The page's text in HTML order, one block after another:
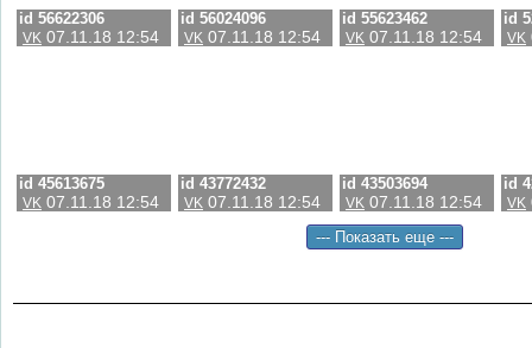
id 56622306
VK 07.11.18 12:54
id 56024096
VK 07.11.18 12:54
id 55623462
VK 07.11.18 12:54
id
VK
id 45613675
VK 07.11.18 12:54
id 43772432
VK 07.11.18 12:54
id 43503694
VK 07.11.18 12:54
id
VK